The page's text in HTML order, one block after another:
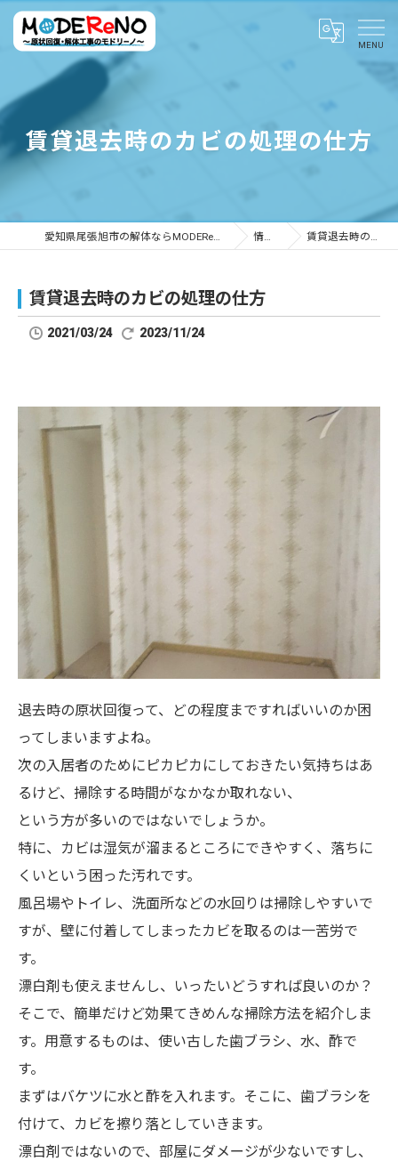
賃貸退去時のカビの処理の仕方
愛知県尾張旭市の解体ならMODEReNO ～原状回復・解体工事のモドリーノ～ 情報ブログ 賃貸退去時のカビの処理の仕方
賃貸退去時のカビの処理の仕方
2021/03/24 2023/11/24
退去時の原状回復って、どの程度まですればいいのか困
ってしまいますよね。
次の入居者のためにピカピカにしておきたい気持ちはあ
るけど、掃除する時間がなかなか取れない、
という方が多いのではないでしょうか。
特に、カビは湿気が溜まるところにできやすく、落ちに
くいという困った汚れです。
風呂場やトイレ、洗面所などの水回りは掃除しやすいで
すが、壁に付着してしまったカビを取るのは一苦労で
す。
漂白剤も使えませんし、いったいどうすれば良いのか？
そこで、簡単だけど効果てきめんな掃除方法を紹介しま
す。用意するものは、使い古した歯ブラシ、水、酢で
す。
まずはバケツに水と酢を入れます。そこに、歯ブラシを
付けて、カビを擦り落としていきます。
漂白剤ではないので、部屋にダメージが少ないですし、